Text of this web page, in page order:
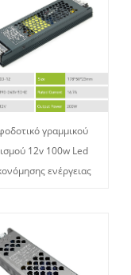
γραμμικού
12v 100w Led
ενέργειας